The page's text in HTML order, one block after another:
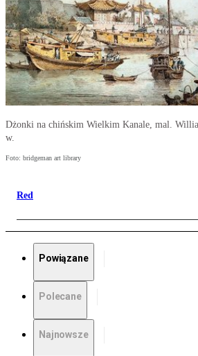
Dżonki na chińskim Wielkim Kanale, mal.
w.
Foto: bridgeman art library
Red
Powiązane
Polecane
Najnowsze